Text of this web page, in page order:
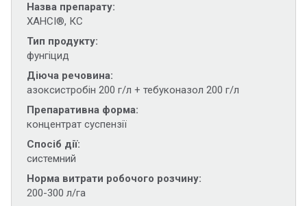
Назва препарату
ХАНСІ®, КС
Тип продукту
фунгіцид
Діюча речовина
азоксистробін 200 г/л + тебуконазол 200 г/л
Препаративна форма
концентрат суспензії
Спосіб дії
системний
Норма витрати робочого розчину
200-300 л/га